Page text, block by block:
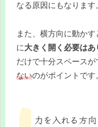
なる原因にもなります
また、横方向に動か
に大きく開く必要はあ
だけで十分スペースが
ないのがポイントです
力を入れる方